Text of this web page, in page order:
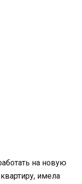
на новую
имела